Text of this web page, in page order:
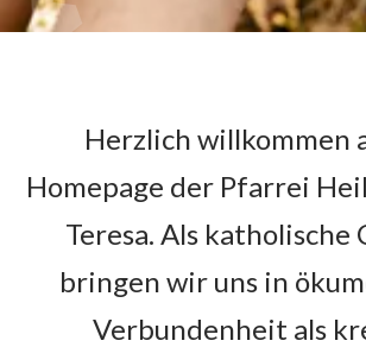
Herzlich willkommen
Homepage der Pfarrei
Teresa. Als katholische
bringen wir uns in
Verbundenheit als